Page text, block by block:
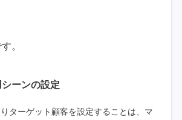
。
ーンの設定
ターゲット顧客を設定することは、マ